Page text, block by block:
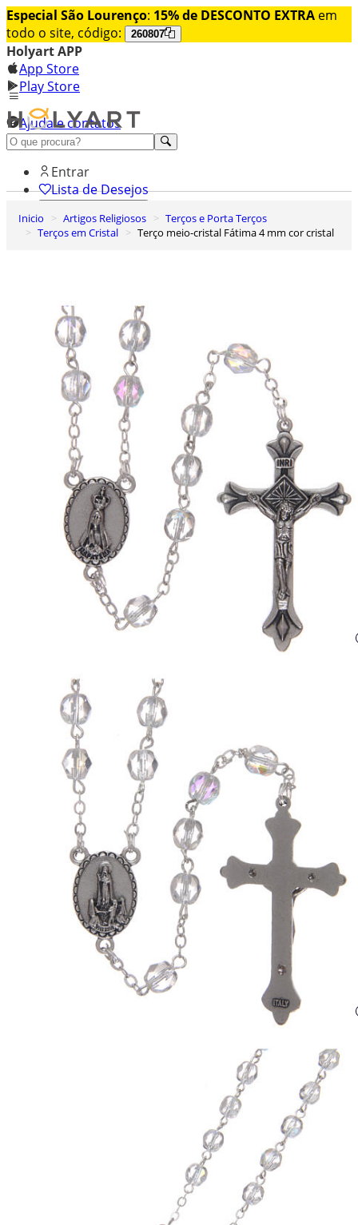
Especial São Lourenço: 15% de DESCONTO EXTRA em
todo o site, código:
260807
Holyart APP
App Store
Play Store
Ajuda e contatos
Conheça premium
Entrar
Lista de Desejos
0
Carrinho de Compras
Inicio Artigos Religiosos
Terços e Porta Terços
Terços em Cristal
Terço meio-cristal Fátima 4 mm cor cristal